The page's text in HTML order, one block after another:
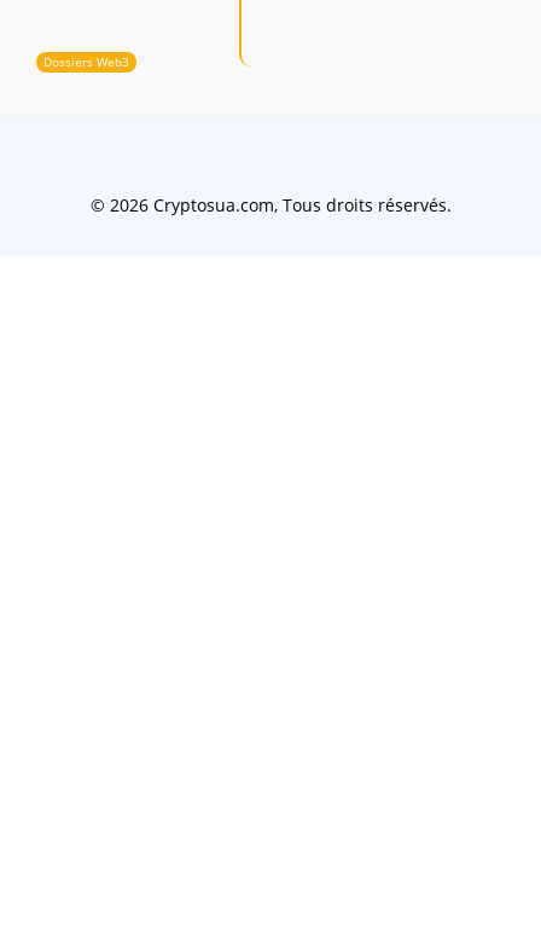
Dossiers Web3
© 2026 Cryptosua.com, Tous droits réservés.